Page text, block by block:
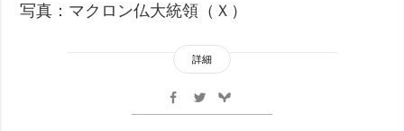
写真：マクロン仏大統領（Ｘ）
詳細